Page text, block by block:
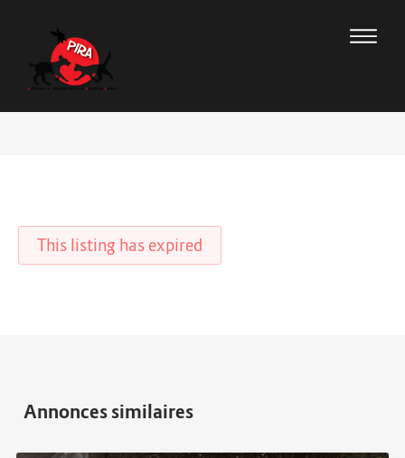
This listing has expired